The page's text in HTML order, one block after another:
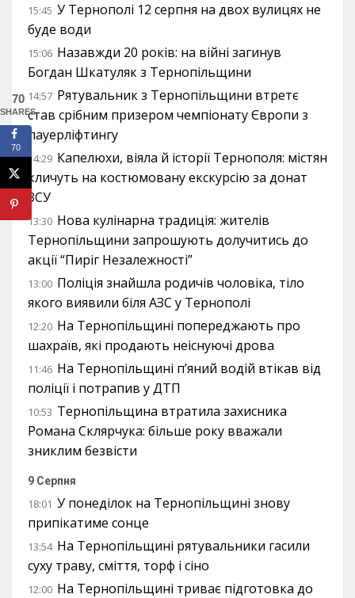
15:45 У Тернополі 12 серпня на двох вулицях не
буде води
15:06 Назавжди 20 років: на війні загинув
Богдан Шкатуляк з Тернопільщини
14:57 Рятувальник з Тернопільщини втретє
став срібним призером чемпіонату Європи з
пауерліфтингу
14:29 Капелюхи, віяла й історії Тернополя: містян
кличуть на костюмовану екскурсію за донат
ЗСУ
13:30 Нова кулінарна традиція: жителів
Тернопільщини запрошують долучитись до
акції “Пиріг Незалежності”
13:00 Поліція знайшла родичів чоловіка, тіло
якого виявили біля АЗС у Тернополі
12:20 На Тернопільщині попереджають про
шахраїв, які продають неіснуючі дрова
11:46 На Тернопільщині п’яний водій втікав від
поліції і потрапив у ДТП
10:53 Тернопільщина втратила захисника
Романа Склярчука: більше року вважали
зниклим безвісти
9 Серпня
18:01 У понеділок на Тернопільщині знову
припікатиме сонце
13:54 На Тернопільщині рятувальники гасили
суху траву, сміття, торф і сіно
12:00 На Тернопільщині триває підготовка до
70
SHARES
70